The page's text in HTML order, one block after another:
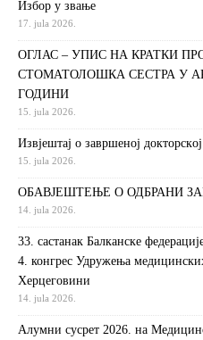
Избор у звање
17. jula 2026.
ОГЛАС – УПИС НА КРАТКИ
СТОМАТОЛОШКА СЕСТРА У
ГОДИНИ
15. jula 2026.
Извjeштaj o зaвршeнoj
15. jula 2026.
ОБАВЈЕШТЕЊЕ О ОДБРАНИ
14. jula 2026.
33. састанак Балканске
4. конгрес Удружења
Херцеговини
14. jula 2026.
Алумни сусрет 2026. на